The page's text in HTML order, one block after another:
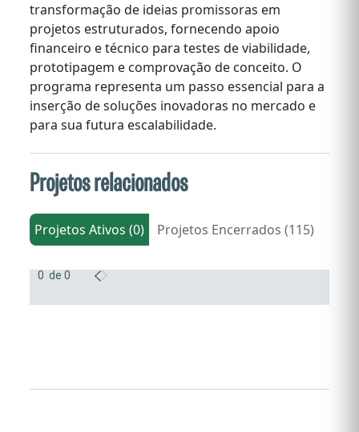
transformação de ideias promissoras em
projetos estruturados, fornecendo apoio
financeiro e técnico para testes de viabilidade,
prototipagem e comprovação de conceito. O
programa representa um passo essencial para a
inserção de soluções inovadoras no mercado e
para sua futura escalabilidade.
Projetos relacionados
Projetos Ativos (0) Projetos Encerrados (115)
0 de 0